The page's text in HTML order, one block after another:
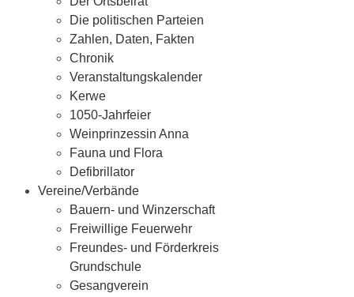
Die politischen Parteien
Zahlen, Daten, Fakten
Chronik
Veranstaltungskalender
Kerwe
1050-Jahrfeier
Weinprinzessin Anna
Fauna und Flora
Defibrillator
Vereine/Verbände
Bauern- und Winzerschaft
Freiwillige Feuerwehr
Freundes- und Förderkreis
Grundschule
Gesangverein